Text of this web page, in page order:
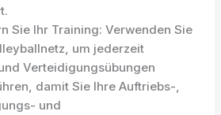
Sie Ihr Training: Verwenden Sie
um jederzeit
Verteidigungsübungen
damit Sie Ihre Auftriebs-,
und